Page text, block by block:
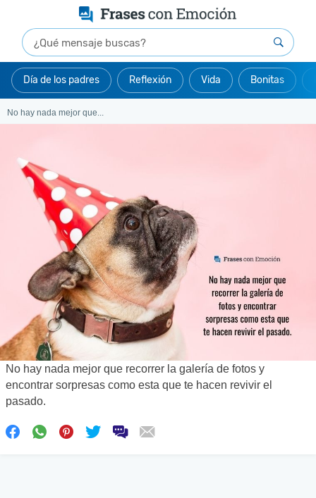
Día de los padres Reflexión Vida Bonitas
No hay nada mejor que...
No hay nada mejor que recorrer la galería de fotos y
encontrar sorpresas como esta que te hacen revivir el
pasado.